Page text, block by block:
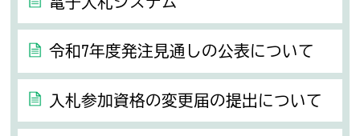
令和7年度発注見通しの公表について
入札参加資格の変更届の提出について